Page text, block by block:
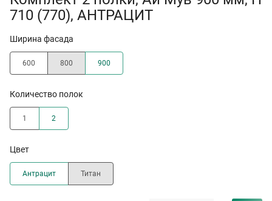
710 (770), АНТРАЦИТ
Ширина фасада
600 800 900
Количество полок
1 2
Цвет
Антрацит Титан